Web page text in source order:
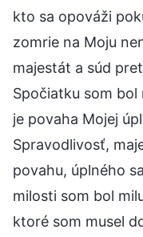
kto sa opováži
zomrie na Moju
majestát a súd
Spočiatku som bol
je povaha Mojej
Spravodlivosť,
povahu, úplného
milosti som bol
ktoré som musel